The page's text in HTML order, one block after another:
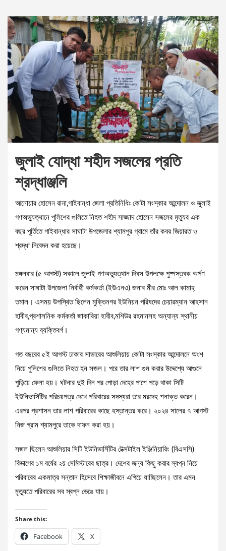
জুলাই যোদ্ধা শহীদ সজলের প্রতি
শ্রদ্ধাঞ্জলি
আনোয়ার হোসেন রানা,গাইবান্ধা জেলা প্রতিনিধিঃ কোটা সংস্কার আন্দোলন ও জুলাই
গণঅভ্যুত্থানে পুলিশের গুলিতে নিহত শহীদ সাজ্জাদ হোসেন সজলের মৃত্যুর এক
বছর পূর্তিতে গাইবান্ধার সাঘাটা উপজেলার শ্যামপুর গ্রামে তাঁর কবর জিয়ারত ও
শ্রদ্ধা নিবেদন করা হয়েছে।
মঙ্গলবার (৫ আগস্ট) সকালে জুলাই গণঅভ্যুত্থান দিবস উপলক্ষে পুষ্পস্তবক অর্পণ
করেন সাঘাটা উপজেলা নির্বাহী কর্মকর্তা (ইউএনও) জনাব মীর মোঃ আল কামাহ্
তমাল। এসময় উপস্থিত ছিলেন মুক্তিনগর ইউনিয়ন পরিষদের চেয়ারম্যান আহসান
হাবীব,প্রশাসনিক কর্মকর্তা জাকারিয়া হাবীব,মশিউর রহমানসহ অন্যান্য স্থানীয়
গণ্যমান্য ব্যক্তিবর্গ।
গত বছরের ৫ই আগস্ট ঢাকার সাভারের আশুলিয়ায় কোটা সংস্কার আন্দোলনে অংশ
নিয়ে পুলিশের গুলিতে নিহত হন সজল। পরে তার লাশ গুম করার উদ্দেশ্যে আগুনে
পুড়িয়ে ফেলা হয়। ঘটনার দুই দিন পর পোড়া দেহের পাশে পড়ে থাকা সিটি
ইউনিভার্সিটির পরিচয়পত্র দেখে পরিবারের সদস্যরা তার মরদেহ শনাক্ত করেন।
এরপর প্রশাসন তার লাশ পরিবারের কাছে হস্তান্তর করে। ২০২৪ সালের ৭ আগস্ট
নিজ গ্রাম শ্যামপুরে তাকে দাফন করা হয়।
সজল ছিলেন আশুলিয়ার সিটি ইউনিভার্সিটির টেক্সটাইল ইঞ্জিনিয়ারিং (বিএসসি)
বিভাগের ১ম বর্ষের ২য় সেমিস্টারের ছাত্র। দেশের জন্য কিছু করার স্বপ্ন নিয়ে
পরিবারের একমাত্র সন্তান হিসেবে শিক্ষাজীবনে এগিয়ে যাচ্ছিলেন। তার এমন
মৃত্যুতে পরিবারের সব স্বপ্ন ভেঙে যায়।
Share this:
Facebook X